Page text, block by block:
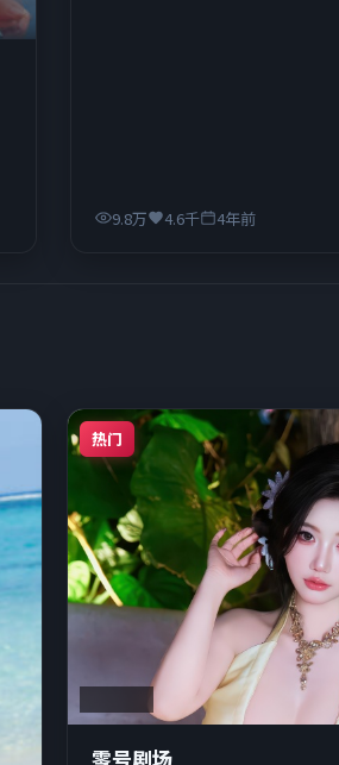
9.8万 4.6千 4年前
热门
零号剧场